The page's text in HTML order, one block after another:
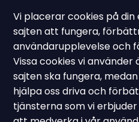
KMA Tjänster
NIS2 konsult
Vi placerar cookies på
sajten att fungera,
användarupplevelse och
Vissa cookies vi
sajten ska fungera,
hjälpa oss driva och
tjänsterna som vi